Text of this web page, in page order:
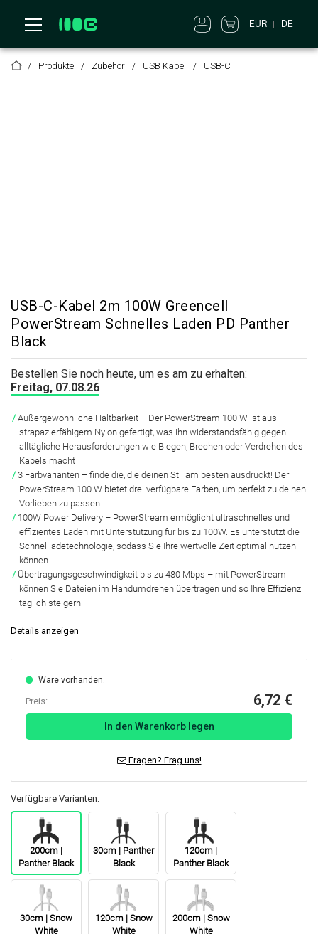
EUR DE
Produkte Zubehör USB Kabel USB-C
USB-C-Kabel 2m 100W Greencell
PowerStream Schnelles Laden PD Panther
Black
Bestellen Sie noch heute, um es am zu erhalten:
Freitag, 07.08.26
Außergewöhnliche Haltbarkeit – Der PowerStream 100 W ist aus
strapazierfähigem Nylon gefertigt, was ihn widerstandsfähig gegen
alltägliche Herausforderungen wie Biegen, Brechen oder Verdrehen des
Kabels macht
3 Farbvarianten – finde die, die deinen Stil am besten ausdrückt! Der
PowerStream 100 W bietet drei verfügbare Farben, um perfekt zu deinen
Vorlieben zu passen
100W Power Delivery – PowerStream ermöglicht ultraschnelles und
effizientes Laden mit Unterstützung für bis zu 100W. Es unterstützt die
Schnellladetechnologie, sodass Sie Ihre wertvolle Zeit optimal nutzen
können
Übertragungsgeschwindigkeit bis zu 480 Mbps – mit PowerStream
können Sie Dateien im Handumdrehen übertragen und so Ihre Effizienz
täglich steigern
Details anzeigen
Ware vorhanden.
Preis: 6,72 €
In den Warenkorb legen
Fragen? Frag uns!
Verfügbare Varianten:
200cm |
Panther Black
30cm | Panther
Black
120cm |
Panther Black
30cm | Snow
White
120cm | Snow
White
200cm | Snow
White